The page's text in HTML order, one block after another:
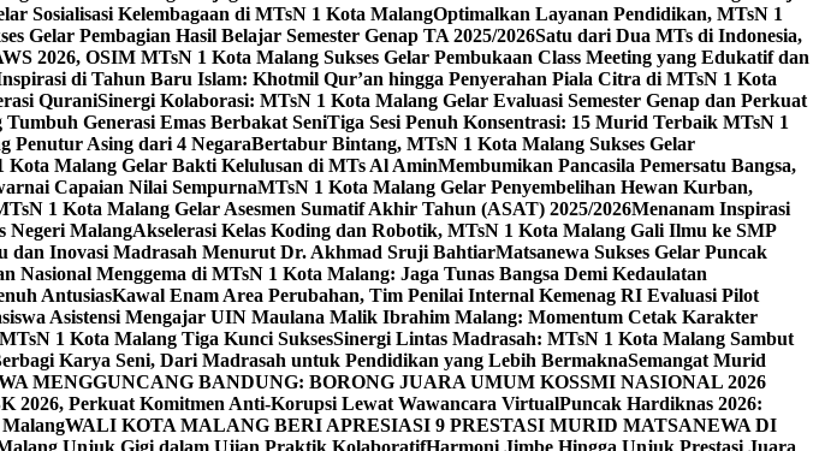
Sosialisasi Kelembagaan di MTsN 1 Kota MalangOptimalkan Layanan Pendidikan, MTsN 1
Gelar Pembagian Hasil Belajar Semester Genap TA 2025/2026Satu dari Dua MTs di Indonesia,
2026, OSIM MTsN 1 Kota Malang Sukses Gelar Pembukaan Class Meeting yang Edukatif dan
di Tahun Baru Islam: Khotmil Qur’an hingga Penyerahan Piala Citra di MTsN 1 Kota
QuraniSinergi Kolaborasi: MTsN 1 Kota Malang Gelar Evaluasi Semester Genap dan Perkuat
Generasi Emas Berbakat SeniTiga Sesi Penuh Konsentrasi: 15 Murid Terbaik MTsN 1
Penutur Asing dari 4 NegaraBertabur Bintang, MTsN 1 Kota Malang Sukses Gelar
Malang Gelar Bakti Kelulusan di MTs Al AminMembumikan Pancasila Pemersatu Bangsa,
Capaian Nilai SempurnaMTsN 1 Kota Malang Gelar Penyembelihan Hewan Kurban,
1 Kota Malang Gelar Asesmen Sumatif Akhir Tahun (ASAT) 2025/2026Menanam Inspirasi
Negeri MalangAkselerasi Kelas Koding dan Robotik, MTsN 1 Kota Malang Gali Ilmu ke SMP
dan Inovasi Madrasah Menurut Dr. Akhmad Sruji BahtiarMatsanewa Sukses Gelar Puncak
Nasional Menggema di MTsN 1 Kota Malang: Jaga Tunas Bangsa Demi Kedaulatan
AntusiasKawal Enam Area Perubahan, Tim Penilai Internal Kemenag RI Evaluasi Pilot
Asistensi Mengajar UIN Maulana Malik Ibrahim Malang: Momentum Cetak Karakter
1 Kota Malang Tiga Kunci SuksesSinergi Lintas Madrasah: MTsN 1 Kota Malang Sambut
Karya Seni, Dari Madrasah untuk Pendidikan yang Lebih BermaknaSemangat Murid
MENGGUNCANG BANDUNG: BORONG JUARA UMUM KOSSMI NASIONAL 2026
2026, Perkuat Komitmen Anti-Korupsi Lewat Wawancara VirtualPuncak Hardiknas 2026:
WALI KOTA MALANG BERI APRESIASI 9 PRESTASI MURID MATSANEWA DI
Unjuk Gigi dalam Ujian Praktik KolaboratifHarmoni Jimbe Hingga Unjuk Prestasi Juara